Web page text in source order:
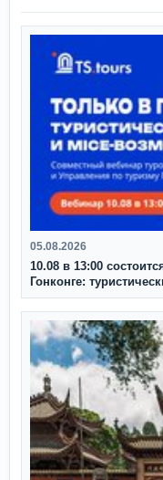
05.08.2026
10.08 в 13:00
Гонконге: